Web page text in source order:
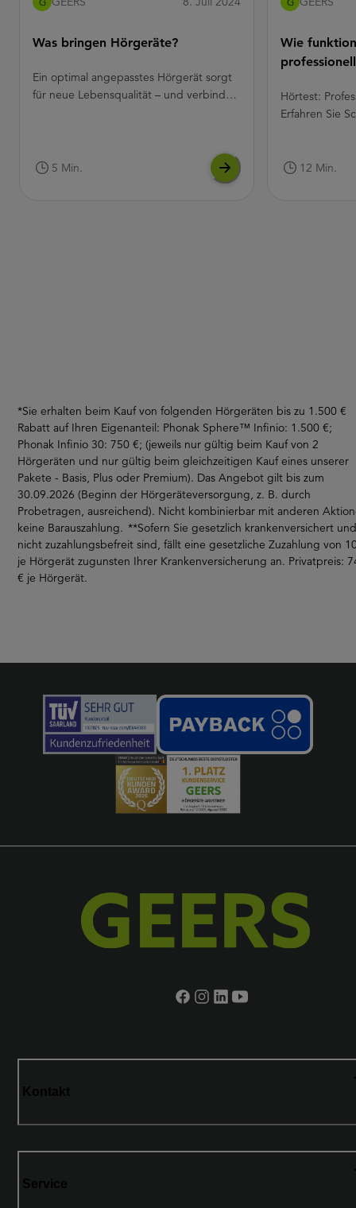
Was bringen Hörgeräte?
Ein optimal angepasstes Hörgerät sorgt
für neue Lebensqualität – und verbindet
dezente Design die Hörsysteme nahezu
5 Min.
Wie
Hörtest:
Erfahren Sie
12 Min.
*Sie erhalten beim Kauf von folgenden Hörgeräten bis zu 1.500 €
Rabatt auf Ihren Eigenanteil: Phonak Sphere™ Infinio: 1.500 €;
Phonak Infinio 30: 750 €; (jeweils nur gültig beim Kauf von 2
Hörgeräten und nur gültig beim gleichzeitigen Kauf eines unserer
Pakete - Basis, Plus oder Premium). Das Angebot gilt bis zum
30.09.2026 (Beginn der Hörgeräteversorgung, z. B. durch
Probetragen, ausreichend). Nicht kombinierbar mit anderen
keine Barauszahlung. **Sofern Sie gesetzlich krankenversichert und
nicht zuzahlungsbefreit sind, fällt eine gesetzliche Zuzahlung von
je Hörgerät zugunsten Ihrer Krankenversicherung an. Privatpreis:
€ je Hörgerät.